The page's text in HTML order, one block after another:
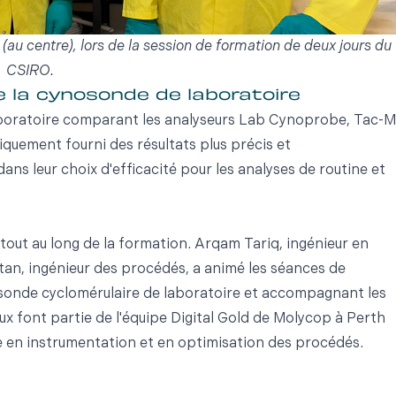
centre), lors de la session de formation de deux jours du
CSIRO.
cynosonde de laboratoire
comparant les analyseurs Lab Cynoprobe, Tac-M
fourni des résultats plus précis et
leur choix d'efficacité pour les analyses de routine et
au long de la formation. Arqam Tariq, ingénieur en
ingénieur des procédés, a animé les séances de
cyclomérulaire de laboratoire et accompagnant les
font partie de l'équipe Digital Gold de Molycop à Perth
instrumentation et en optimisation des procédés.